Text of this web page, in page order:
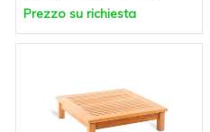
Prezzo su richiesta